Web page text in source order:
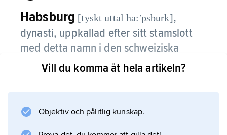
Habsburg [tyskt uttal ha:ʹpsburk],
dynasti, uppkallad efter sitt stamslott
med detta namn i den schweiziska
kantonen Aargau, där släkten kan
1273 till tysk kung och kom även i besittning
Vill du komma åt hela artikeln?
Objektiv och pålitlig kunskap.